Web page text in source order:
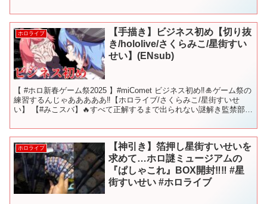
ホロライブ
【手描き】ビジネス初め【切り抜
き/hololive/さくらみこ/星街すい
せい】(ENsub)
【 #ホロ新春ゲーム祭2025 】#miComet ビジネス初め‼🎍ゲーム祭の
練習するんじゃあああああ‼【ホロライブ/さくらみこ/星街すいせ
い】 【#みこスバ】🔥すべて正解するまで出られない謎解き監禁部屋
ホロライブ
【神引き】箔押し星街すいせいを
求めて…ホロ謎ミュージアムの
『ぱしゃこれ』BOX開封‼︎‼︎ #星
街すいせい #ホロライブ